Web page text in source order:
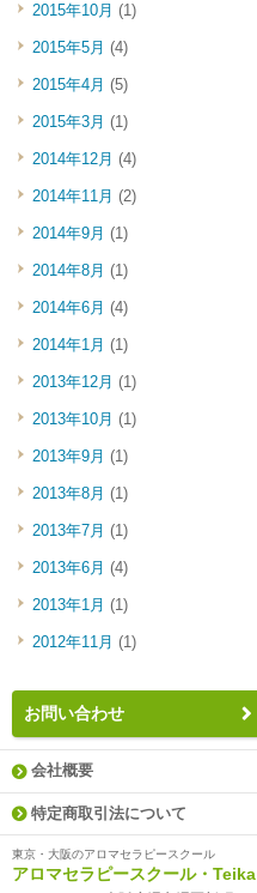
2015年10月 (1)
2015年5月 (4)
2015年4月 (5)
2015年3月 (1)
2014年12月 (4)
2014年11月 (2)
2014年9月 (1)
2014年8月 (1)
2014年6月 (4)
2014年1月 (1)
2013年12月 (1)
2013年10月 (1)
2013年9月 (1)
2013年8月 (1)
2013年7月 (1)
2013年6月 (4)
2013年1月 (1)
2012年11月 (1)
お問い合わせ
会社概要
特定商取引法について
東京・大阪のアロマセラピースクール
アロマセラピースクール・Teika